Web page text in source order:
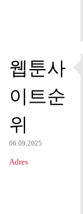
웹툰사
이트순
위
06.09.2025
Adres